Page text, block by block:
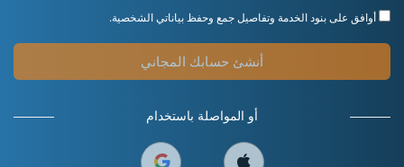
أوافق علىبنود الخدمة وتفاصيل جمع وحفظ بياناتي الشخصية.
أنشئ حسابك المجاني
أو المواصلة باستخدام